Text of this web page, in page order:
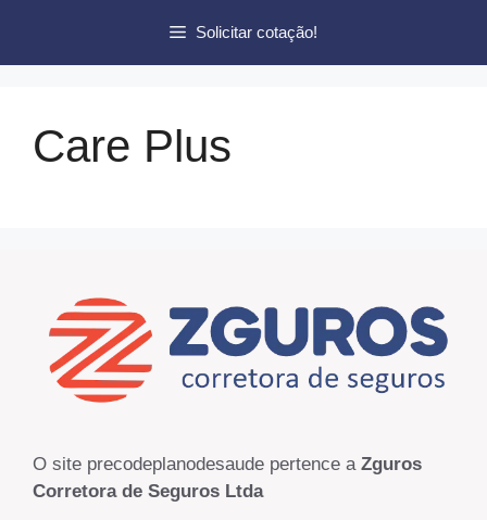
o
Solicitar cotação!
Care Plus
O site precodeplanodesaude pertence a Zguros
Corretora de Seguros Ltda